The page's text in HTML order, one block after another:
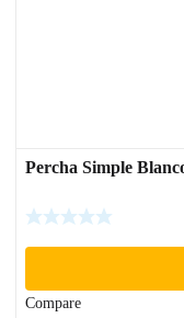
Percha Simple
Compare